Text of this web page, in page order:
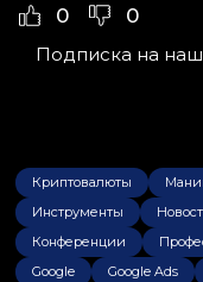
0 0
Подписка на наш
Криптовалюты
Инструменты
Конференции
Google
Google Ads